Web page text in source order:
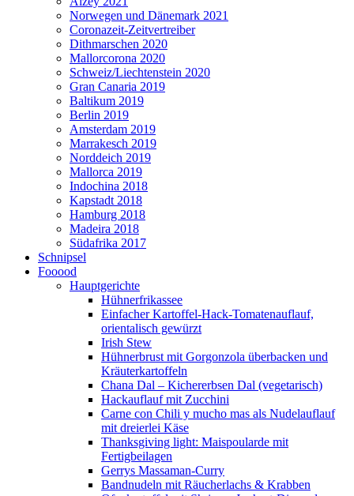
Norwegen und Dänemark 2021
Coronazeit-Zeitvertreiber
Dithmarschen 2020
Mallorcorona 2020
Schweiz/Liechtenstein 2020
Gran Canaria 2019
Baltikum 2019
Berlin 2019
Amsterdam 2019
Marrakesch 2019
Norddeich 2019
Mallorca 2019
Indochina 2018
Kapstadt 2018
Hamburg 2018
Madeira 2018
Südafrika 2017
Schnipsel
Fooood
Hauptgerichte
Hühnerfrikassee
Einfacher Kartoffel-Hack-Tomatenauflauf,
orientalisch gewürzt
Irish Stew
Hühnerbrust mit Gorgonzola überbacken und
Kräuterkartoffeln
Chana Dal – Kichererbsen Dal (vegetarisch)
Hackauflauf mit Zucchini
Carne con Chili y mucho mas als Nudelauflauf
mit dreierlei Käse
Thanksgiving light: Maispoularde mit
Fertigbeilagen
Gerrys Massaman-Curry
Bandnudeln mit Räucherlachs & Krabben